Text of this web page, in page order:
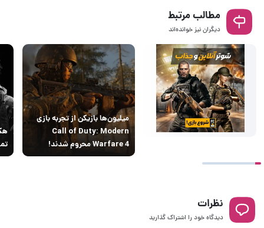
مطالب مرتبط
دیگران نیز خوانده‌اند
میلیون‌ها بازیکن از تجربه بازی
Call of Duty: Modern
Warfare 4 محروم شدند!
نظرات
دیدگاه خود را اشتراک گذارید